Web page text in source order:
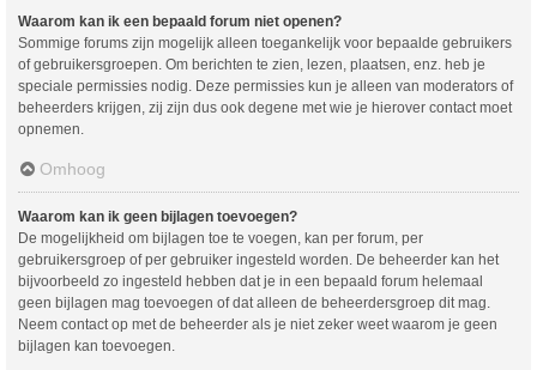
Waarom kan ik een bepaald forum niet openen?
Sommige forums zijn mogelijk alleen toegankelijk voor bepaalde gebruikers
of gebruikersgroepen. Om berichten te zien, lezen, plaatsen, enz. heb je
speciale permissies nodig. Deze permissies kun je alleen van moderators of
beheerders krijgen, zij zijn dus ook degene met wie je hierover contact moet
opnemen.
Omhoog
Waarom kan ik geen bijlagen toevoegen?
De mogelijkheid om bijlagen toe te voegen, kan per forum, per
gebruikersgroep of per gebruiker ingesteld worden. De beheerder kan het
bijvoorbeeld zo ingesteld hebben dat je in een bepaald forum helemaal
geen bijlagen mag toevoegen of dat alleen de beheerdersgroep dit mag.
Neem contact op met de beheerder als je niet zeker weet waarom je geen
bijlagen kan toevoegen.